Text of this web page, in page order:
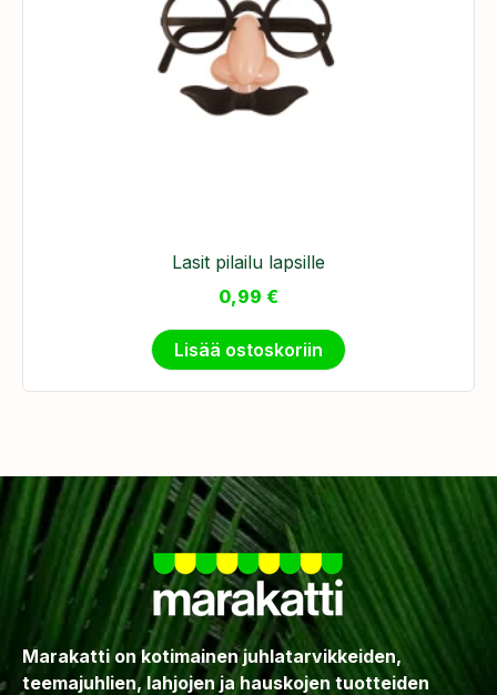
Lasit pilailu lapsille
0,99 €
Lisää ostoskoriin
Marakatti on kotimainen juhlatarvikkeiden,
teemajuhlien, lahjojen ja hauskojen tuotteiden